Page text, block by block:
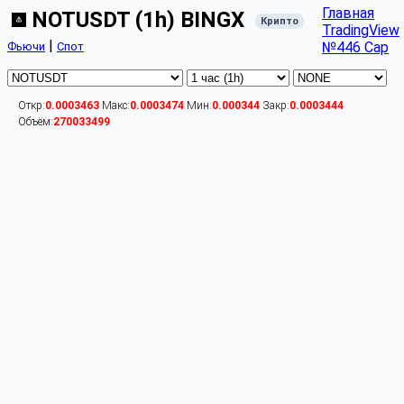
NOTUSDT (1h) BINGX Крипто
Фьючи | Спот
Главная
TradingView
№446 Cap
Откр:0.0003463 Макс:0.0003474 Мин:0.000344 Закр:0.0003444
Объём:270033499